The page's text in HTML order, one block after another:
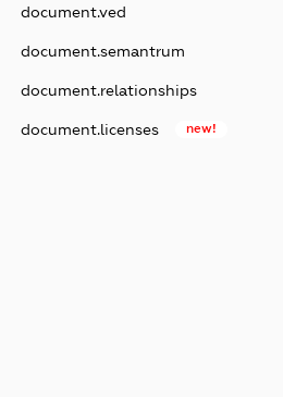
document.ved
document.semantrum
document.relationships
document.licenses new!